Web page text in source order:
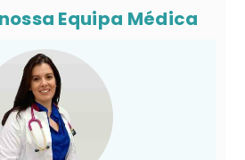
Equipa Médica